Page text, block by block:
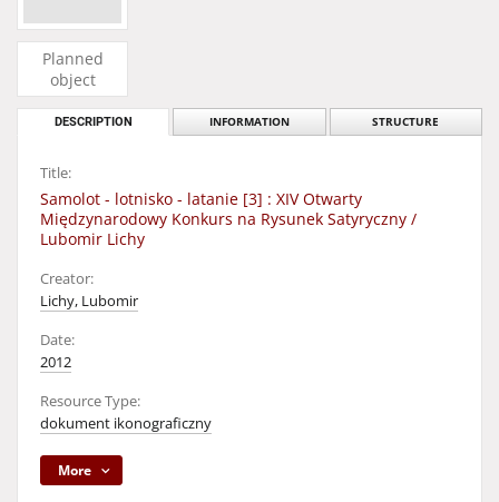
Planned
object
DESCRIPTION INFORMATION STRUCTURE
Title:
Samolot - lotnisko - latanie [3] : XIV Otwarty
Międzynarodowy Konkurs na Rysunek Satyryczny /
Lubomir Lichy
Creator:
Lichy, Lubomir
Date:
2012
Resource Type:
dokument ikonograficzny
More